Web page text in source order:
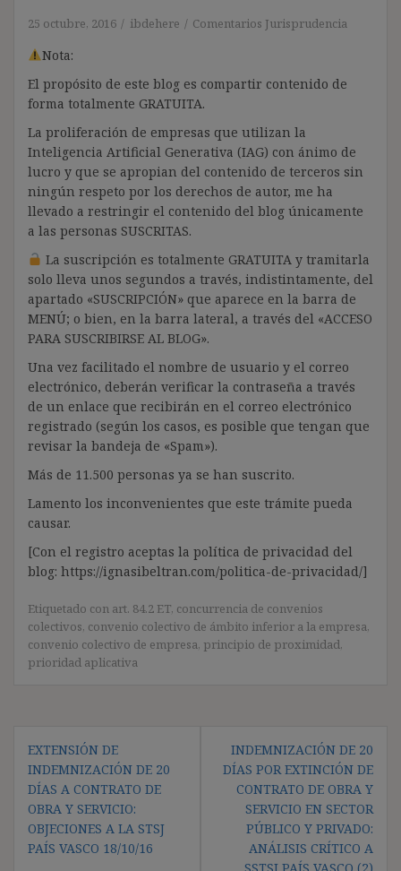
25 octubre, 2016 ibdehere Comentarios Jurisprudencia
Nota:
El propósito de este blog es compartir contenido de
forma totalmente GRATUITA.
La proliferación de empresas que utilizan la
Inteligencia Artificial Generativa (IAG) con ánimo de
lucro y que se apropian del contenido de terceros sin
ningún respeto por los derechos de autor, me ha
llevado a restringir el contenido del blog únicamente
a las personas SUSCRITAS.
La suscripción es totalmente GRATUITA y tramitarla
solo lleva unos segundos a través, indistintamente, del
apartado «SUSCRIPCIÓN» que aparece en la barra de
MENÚ; o bien, en la barra lateral, a través del «ACCESO
PARA SUSCRIBIRSE AL BLOG».
Una vez facilitado el nombre de usuario y el correo
electrónico, deberán verificar la contraseña a través
de un enlace que recibirán en el correo electrónico
registrado (según los casos, es posible que tengan que
revisar la bandeja de «Spam»).
Más de 11.500 personas ya se han suscrito.
Lamento los inconvenientes que este trámite pueda
causar.
[Con el registro aceptas la política de privacidad del
blog: https://ignasibeltran.com/politica-de-privacidad/]
Etiquetado con art. 84.2 ET, concurrencia de convenios
colectivos, convenio colectivo de ámbito inferior a la empresa,
convenio colectivo de empresa, principio de proximidad,
prioridad aplicativa
Navegación
de
entradas
EXTENSIÓN DE
INDEMNIZACIÓN DE 20
DÍAS A CONTRATO DE
OBRA Y SERVICIO:
OBJECIONES A LA STSJ
PAÍS VASCO 18/10/16
INDEMNIZACIÓN DE 20
DÍAS POR EXTINCIÓN DE
CONTRATO DE OBRA Y
SERVICIO EN SECTOR
PÚBLICO Y PRIVADO:
ANÁLISIS CRÍTICO A
SSTSJ PAÍS VASCO (2)